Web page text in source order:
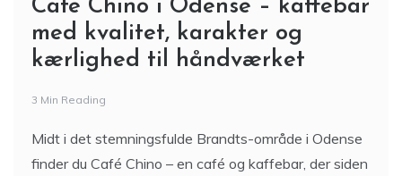
Café Chino i Odense – kaffebar
med kvalitet, karakter og
kærlighed til håndværket
3 Min Reading
Midt i det stemningsfulde Brandts-område i Odense
finder du Café Chino – en café og kaffebar, der siden